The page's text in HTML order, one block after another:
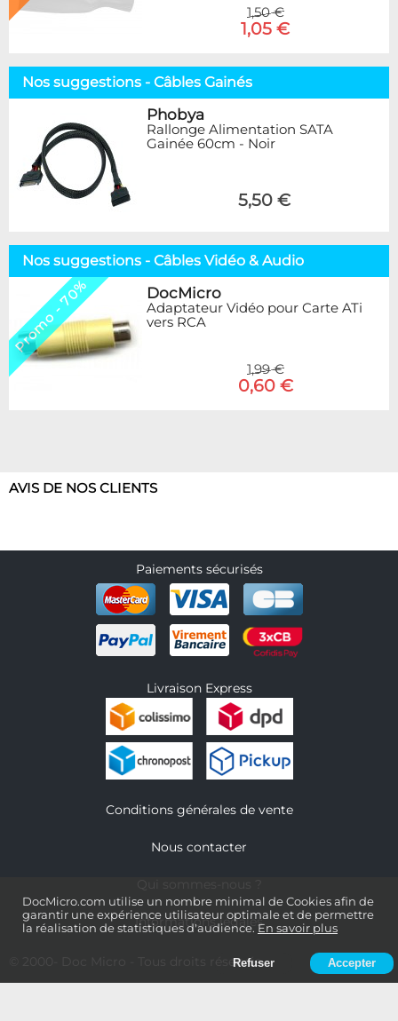
DocMicro.com utilise un nombre minimal de Cookies afin de
garantir une expérience utilisateur optimale et de permettre
la réalisation de statistiques d'audience. En savoir plus
Refuser Accepter
1,50 €
1,05 €
Nos suggestions - Câbles Gainés
Phobya
Rallonge Alimentation SATA
Gainée 60cm - Noir
5,50 €
Nos suggestions - Câbles Vidéo & Audio
Promo - 70% DocMicro
Adaptateur Vidéo pour Carte ATi
vers RCA
1,99 €
0,60 €
AVIS DE NOS CLIENTS
Paiements sécurisés
Livraison Express
Conditions générales de vente
Nous contacter
Informations légales
- Tous droits réservés